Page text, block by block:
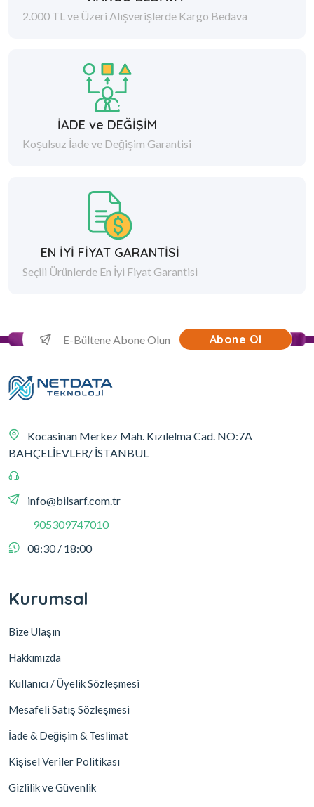
2.000 TL ve Üzeri Alışverişlerde Kargo Bedava
İADE ve DEĞİŞİM
Koşulsuz İade ve Değişim Garantisi
EN İYİ FİYAT GARANTİSİ
Seçili Ürünlerde En İyi Fiyat Garantisi
Abone Ol
Kocasinan Merkez Mah. Kızılelma Cad. NO:7A
BAHÇELİEVLER/ İSTANBUL
info@bilsarf.com.tr
905309747010
08:30 / 18:00
Kurumsal
Bize Ulaşın
Hakkımızda
Kullanıcı / Üyelik Sözleşmesi
Mesafeli Satış Sözleşmesi
İade & Değişim & Teslimat
Kişisel Veriler Politikası
Gizlilik ve Güvenlik